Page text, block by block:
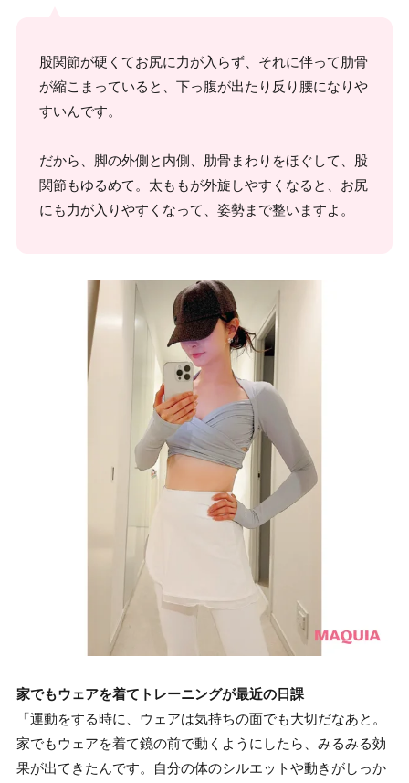
股関節が硬くてお尻に力が入らず、それに伴って肋骨
が縮こまっていると、下っ腹が出たり反り腰になりや
すいんです。
だから、脚の外側と内側、肋骨まわりをほぐして、股
関節もゆるめて。太ももが外旋しやすくなると、お尻
にも力が入りやすくなって、姿勢まで整いますよ。
家でもウェアを着てトレーニングが最近の日課
「運動をする時に、ウェアは気持ちの面でも大切だなあと。
家でもウェアを着て鏡の前で動くようにしたら、みるみる効
果が出てきたんです。自分の体のシルエットや動きがしっか